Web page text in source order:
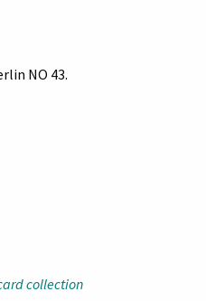
NO 43.
collection